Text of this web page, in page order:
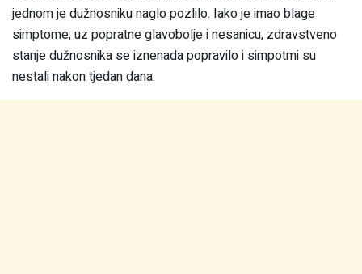
jednom je dužnosniku naglo pozlilo. Iako je imao blage
simptome, uz popratne glavobolje i nesanicu, zdravstveno
stanje dužnosnika se iznenada popravilo i simpotmi su
nestali nakon tjedan dana.